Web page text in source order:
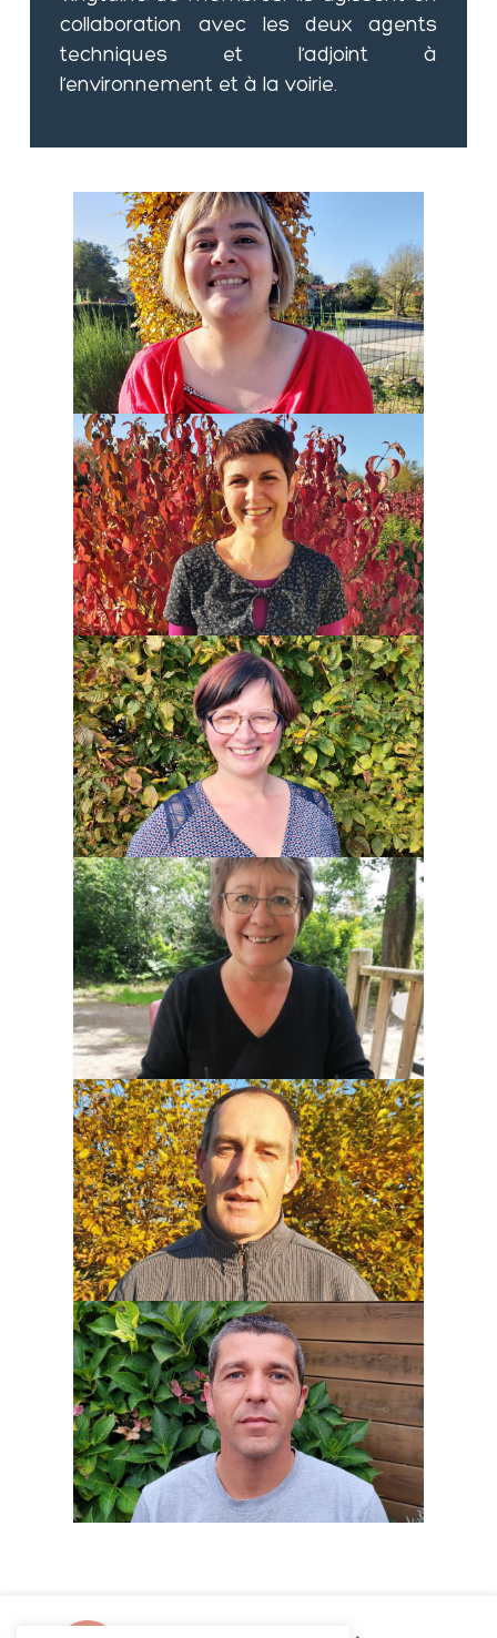
Mélanie Brochard
Secrétaire de mairie
Nadège Mary
Agent administratif
Line Herbreteau
Gérante de l'agence postale
Chrystelle Sire-Janvresse
Aide maternelle à l'école
publique
Régis Boivineau
Agent technique
Johan Madic
Agent technique
collaboration avec les deux agents
techniques et l’adjoint à
l’environnement et à la voirie.